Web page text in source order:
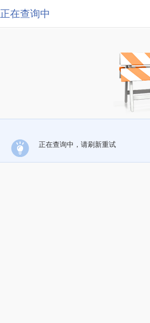
正在查询中
正在查询中，请刷新重试